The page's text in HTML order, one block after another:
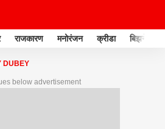
राजकारण मनोरंजन क्रीडा बिझनेस
DUBEY
below advertisement